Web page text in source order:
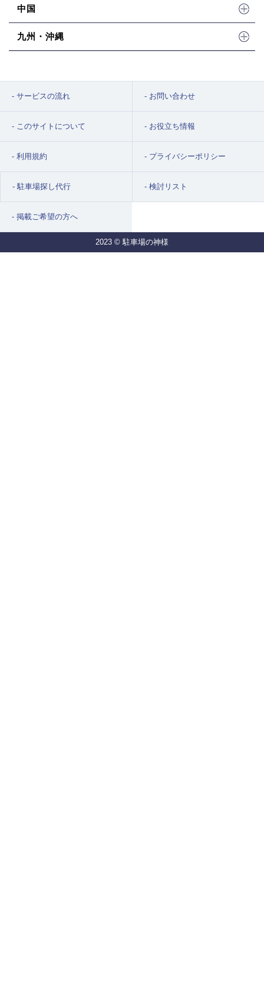
中国
九州・沖縄
サービスの流れ お問い合わせ
このサイトについて お役立ち情報
利用規約 プライバシーポリシー
駐車場探し代行 検討リスト
掲載ご希望の方へ
2023 © 駐車場の神様